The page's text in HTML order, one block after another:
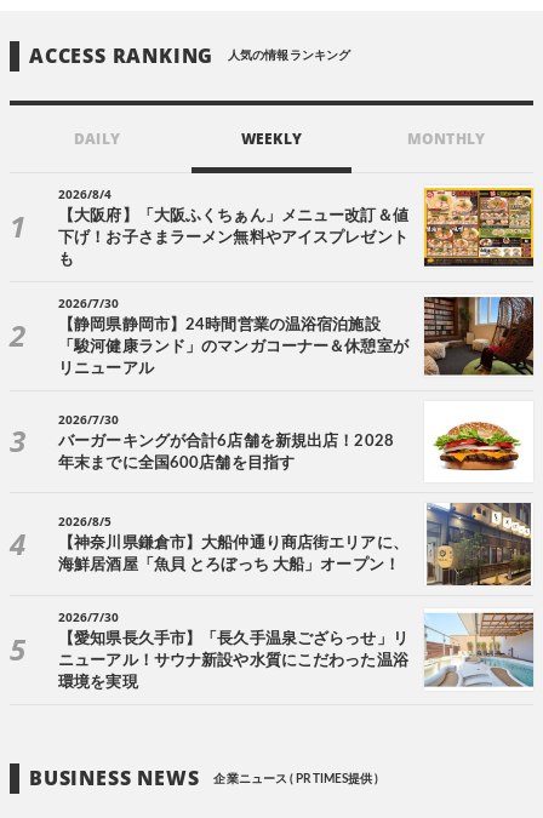
ACCESS RANKING 人気の情報ランキング
DAILY WEEKLY MONTHLY
2026/8/4
【大阪府】「大阪ふくちぁん」メニュー改訂＆値
下げ！お子さまラーメン無料やアイスプレゼント
も
2026/7/30
【静岡県静岡市】24時間営業の温浴宿泊施設
「駿河健康ランド」のマンガコーナー＆休憩室が
リニューアル
2026/7/30
バーガーキングが合計6店舗を新規出店！2028
年末までに全国600店舗を目指す
2026/8/5
【神奈川県鎌倉市】大船仲通り商店街エリアに、
海鮮居酒屋「魚貝 とろぼっち 大船」オープン！
2026/7/30
【愛知県長久手市】「長久手温泉ござらっせ」リ
ニューアル！サウナ新設や水質にこだわった温浴
環境を実現
BUSINESS NEWS 企業ニュース ( PR TIMES提供 )